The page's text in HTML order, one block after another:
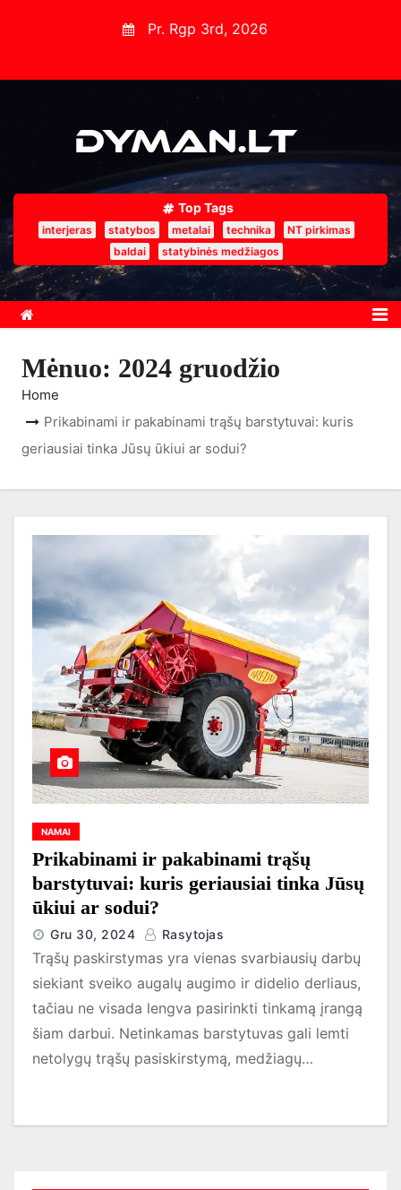
n
Pr. Rgp 3rd, 2026
Top Tags
interjeras statybos metalai technika
NT pirkimas
baldai
statybinės medžiagos
Mėnuo: 2024 gruodžio
Home
Prikabinami ir pakabinami trąšų barstytuvai: kuris
geriausiai tinka Jūsų ūkiui ar sodui?
NAMAI
Prikabinami ir pakabinami trąšų
barstytuvai: kuris geriausiai tinka Jūsų
ūkiui ar sodui?
Gru 30, 2024 Rasytojas
Trąšų paskirstymas yra vienas svarbiausių darbų
siekiant sveiko augalų augimo ir didelio derliaus,
tačiau ne visada lengva pasirinkti tinkamą įrangą
šiam darbui. Netinkamas barstytuvas gali lemti
netolygų trąšų pasiskirstymą, medžiagų…